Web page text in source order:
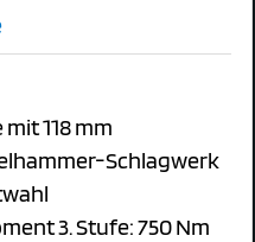
118 mm
Schlagwerk
3. Stufe: 750 Nm